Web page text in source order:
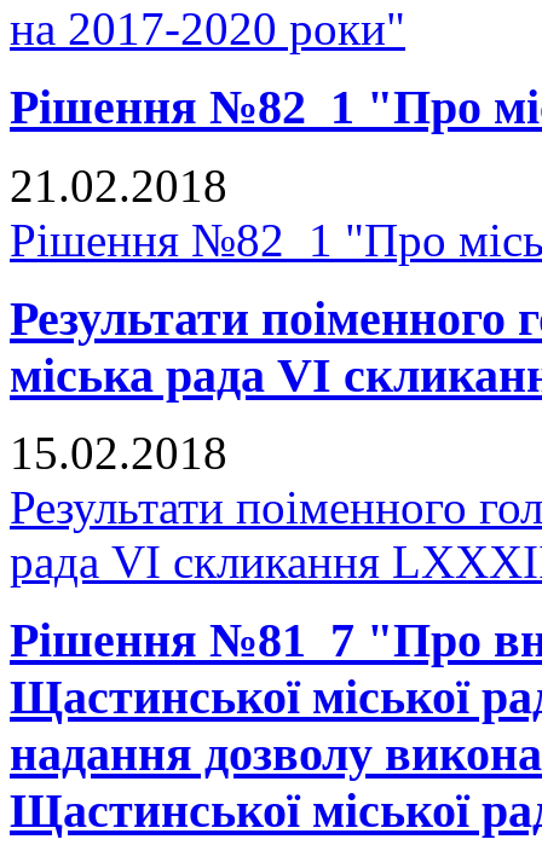
на 2017-2020 роки"
Рішення №82_1 "Про
21.02.2018
Рішення №82_1 "Про
Результати
міська рада VI
15.02.2018
Результати поіменного
рада VI скликання
Рішення №81_7 "Про
Щастинської міської
надання дозволу
Щастинської міської